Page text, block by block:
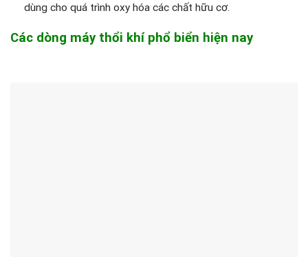
dùng cho quá trình oxy hóa các chất hữu cơ.
Các dòng máy thổi khí phổ biển hiện nay